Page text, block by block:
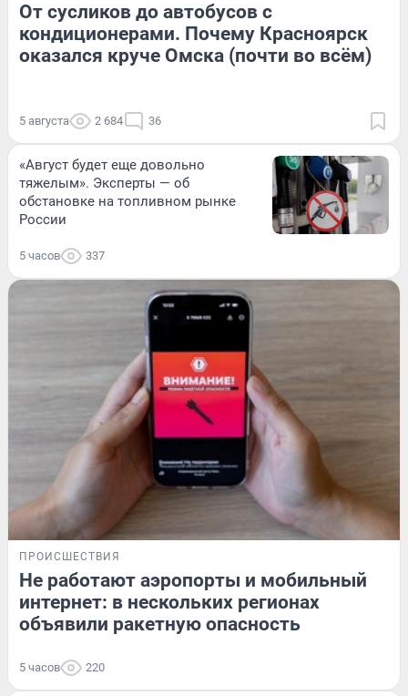
От сусликов до автобусов с
кондиционерами. Почему Красноярск
оказался круче Омска (почти во всём)
5 августа 2 684 36
«Август будет еще довольно
тяжелым». Эксперты — об
обстановке на топливном рынке
России
5 часов 337
ПРОИСШЕСТВИЯ
Не работают аэропорты и мобильный
интернет: в нескольких регионах
объявили ракетную опасность
5 часов 220